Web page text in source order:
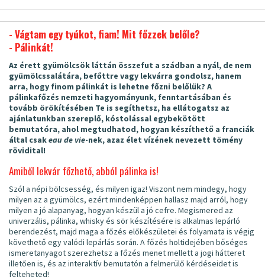
- Vágtam egy tyúkot, fiam! Mit főzzek belőle?
- Pálinkát!
Az érett gyümölcsök láttán összefut a szádban a nyál, de nem
gyümölcssalátára, befőttre vagy lekvárra gondolsz, hanem
arra, hogy finom pálinkát is lehetne főzni belőlük? A
pálinkafőzés nemzeti hagyományunk, fenntartásában és
tovább örökítésében Te is segíthetsz, ha ellátogatsz az
ajánlatunkban szereplő, kóstolással egybekötött
bemutatóra, ahol megtudhatod, hogyan készíthető a franciák
által csakeau de vie-nek, azaz élet vízének nevezett tömény
rövidital!
Amiből lekvár főzhető, abból pálinka is!
Szól a népi bölcsesség, és milyen igaz! Viszont nem mindegy, hogy
milyen az a gyümölcs, ezért mindenképpen hallasz majd arról, hogy
milyen a jó alapanyag, hogyan készül a jó cefre. Megismered az
univerzális, pálinka, whisky és sör készítésére is alkalmas lepárló
berendezést, majd maga a főzés előkészületei és folyamata is végig
követhető egy valódi lepárlás során. A főzés holtidejében bőséges
ismeretanyagot szerezhetsz a főzés menet mellett a jogi hátteret
illetően is, és az interaktív bemutatón a felmerülő kérdéseidet is
felteheted!